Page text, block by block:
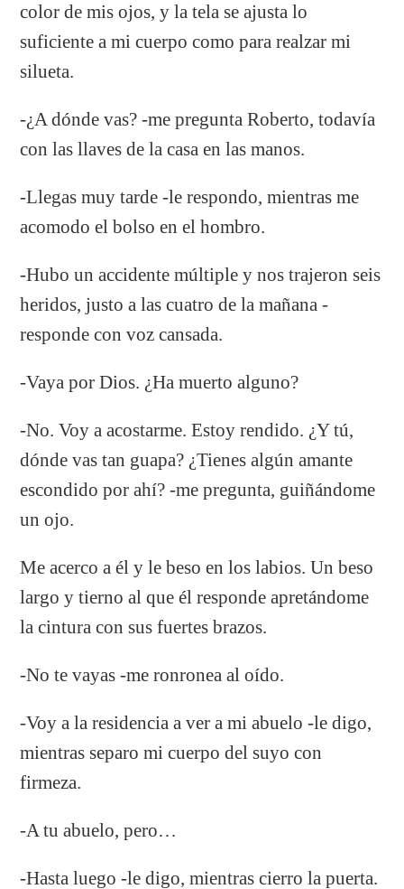
color de mis ojos, y la tela se ajusta lo
suficiente a mi cuerpo como para realzar mi
silueta.
-¿A dónde vas? -me pregunta Roberto, todavía
con las llaves de la casa en las manos.
-Llegas muy tarde -le respondo, mientras me
acomodo el bolso en el hombro.
-Hubo un accidente múltiple y nos trajeron seis
heridos, justo a las cuatro de la mañana -
responde con voz cansada.
-Vaya por Dios. ¿Ha muerto alguno?
-No. Voy a acostarme. Estoy rendido. ¿Y tú,
dónde vas tan guapa? ¿Tienes algún amante
escondido por ahí? -me pregunta, guiñándome
un ojo.
Me acerco a él y le beso en los labios. Un beso
largo y tierno al que él responde apretándome
la cintura con sus fuertes brazos.
-No te vayas -me ronronea al oído.
-Voy a la residencia a ver a mi abuelo -le digo,
mientras separo mi cuerpo del suyo con
firmeza.
-A tu abuelo, pero…
-Hasta luego -le digo, mientras cierro la puerta.